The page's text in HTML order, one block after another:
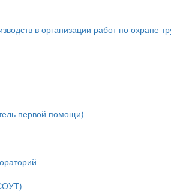
в организации работ по охране
первой помощи)